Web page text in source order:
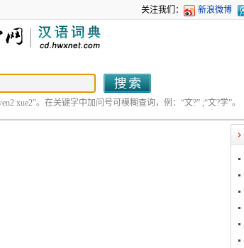
关注我们： 新浪微博
xue2”。在关键字中加问号可模糊查询，例：“文?” ;“文?学”。